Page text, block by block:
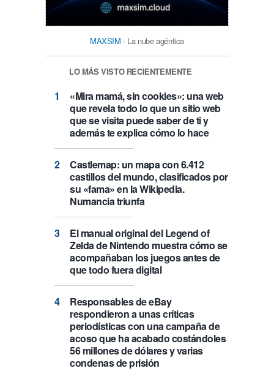
MAXSIM - La nube agéntica
LO MÁS VISTO RECIENTEMENTE
«Mira mamá, sin cookies»: una web
que revela todo lo que un sitio web
que se visita puede saber de ti y
además te explica cómo lo hace
Castlemap: un mapa con 6.412
castillos del mundo, clasificados por
su «fama» en la Wikipedia.
Numancia triunfa
El manual original del Legend of
Zelda de Nintendo muestra cómo se
acompañaban los juegos antes de
que todo fuera digital
Responsables de eBay
respondieron a unas críticas
periodísticas con una campaña de
acoso que ha acabado costándoles
56 millones de dólares y varias
condenas de prisión